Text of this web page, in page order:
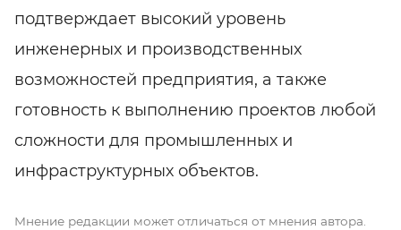
подтверждает высокий уровень
инженерных и производственных
возможностей предприятия, а также
готовность к выполнению проектов любой
сложности для промышленных и
инфраструктурных объектов.
Мнение редакции может отличаться от мнения автора.